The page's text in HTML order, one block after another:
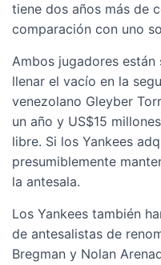
tiene dos años más de
comparación con uno
Ambos jugadores
llenar el vacío en la
venezolano Gleyber
un año y US$15
libre. Si los Yankees
presumiblemente
la antesala.
Los Yankees también
de antesalistas de
Bregman y Nolan